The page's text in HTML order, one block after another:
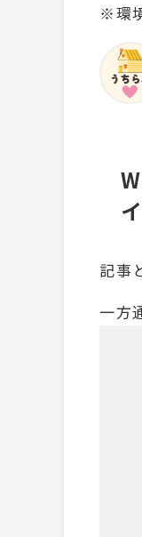
※環
記事
一方